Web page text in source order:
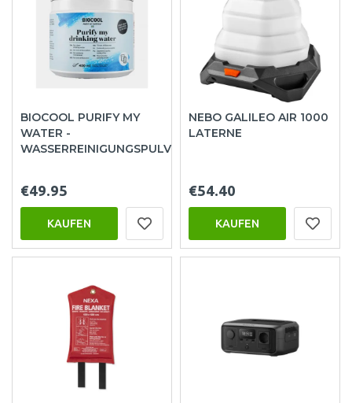
BIOCOOL PURIFY MY
WATER -
WASSERREINIGUNGSPULVER
€49.95
KAUFEN
NEBO GALILEO AIR 1000
LATERNE
€54.40
KAUFEN